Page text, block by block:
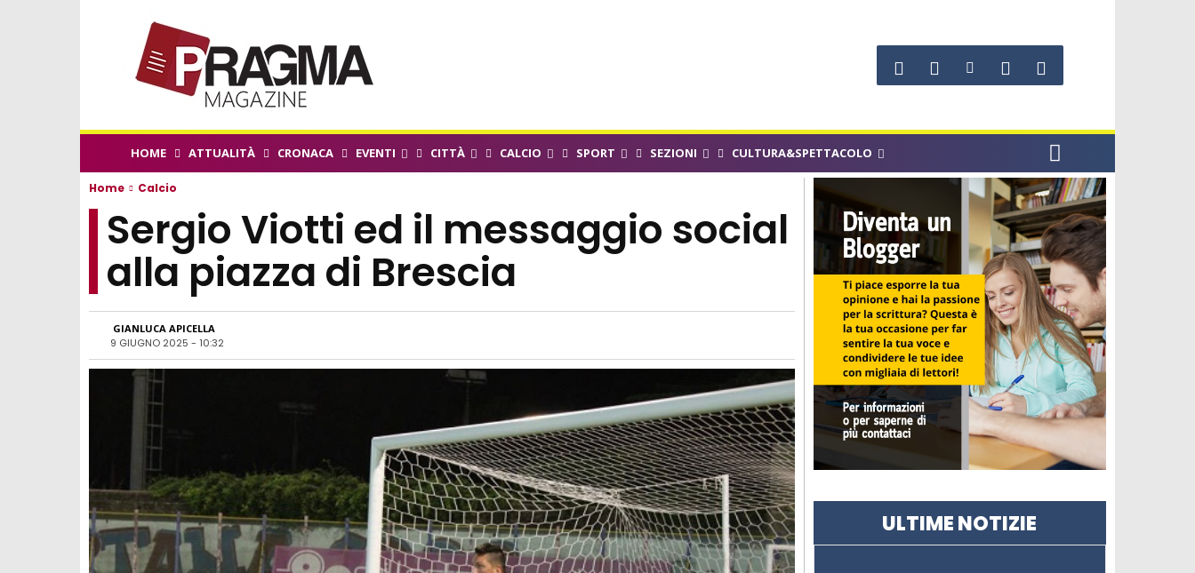
HOME ATTUALITÀ CRONACA EVENTI CITTÀ CALCIO SPORT SEZIONI CULTURA&SPETTACOLO
Home Calcio
Sergio Viotti ed il messaggio social
alla piazza di Brescia
GIANLUCA APICELLA
9 GIUGNO 2025 - 10:32
ULTIME NOTIZIE